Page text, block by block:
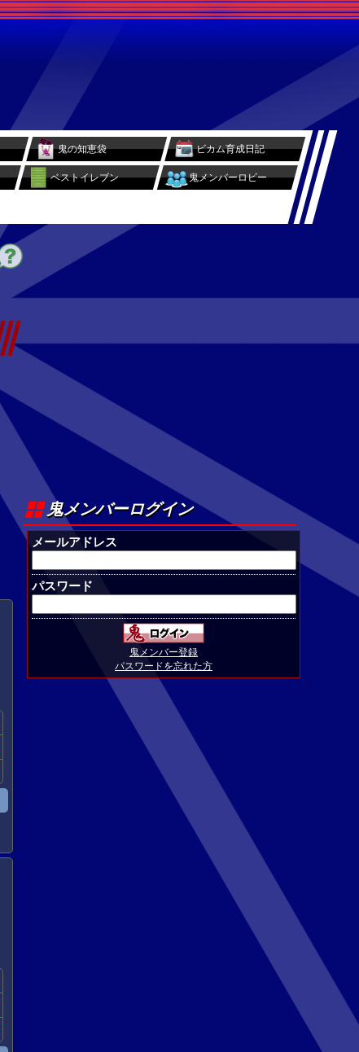
鬼の知恵袋 ビカム育成日記
ベストイレブン 鬼メンバーロビー
鬼メンバーログイン
メールアドレス
パスワード
鬼メンバー登録
パスワードを忘れた方